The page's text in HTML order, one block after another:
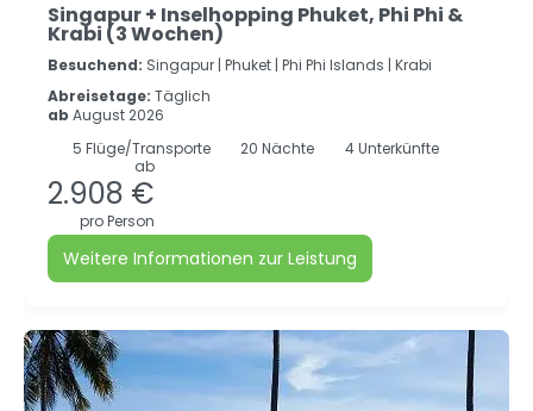
Singapur + Inselhopping Phuket, Phi Phi &
Krabi (3 Wochen)
Besuchend: Singapur | Phuket | Phi Phi Islands | Krabi
Abreisetage: Täglich
ab August 2026
5 Flüge/Transporte 20 Nächte
4 Unterkünfte
ab
2.908 €
pro Person
Weitere Informationen zur Leistung